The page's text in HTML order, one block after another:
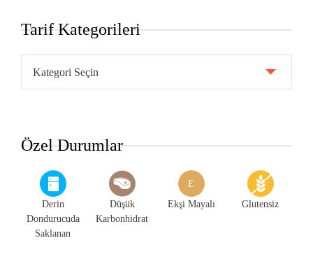
Tarif Kategorileri
Kategorileri
Özel Durumlar
Derin
Dondurucuda
Saklanan
Düşük
Karbonhidrat
E
Ekşi Mayalı Glutensiz